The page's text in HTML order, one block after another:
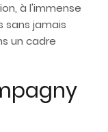
à l'immense
sans jamais
un cadre